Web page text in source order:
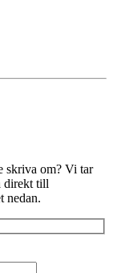
skriva om? Vi tar
direkt till
nedan.